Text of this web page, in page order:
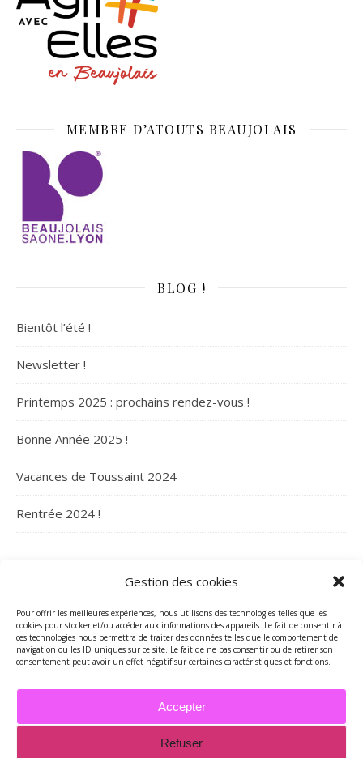
Gestion des cookies
Pour offrir les meilleures expériences, nous utilisons des technologies telles que les
cookies pour stocker et/ou accéder aux informations des appareils. Le fait de consentir à
ces technologies nous permettra de traiter des données telles que le comportement de
navigation ou les ID uniques sur ce site. Le fait de ne pas consentir ou de retirer son
consentement peut avoir un effet négatif sur certaines caractéristiques et fonctions.
Accepter
Refuser
MEMBRE D’ATOUTS BEAUJOLAIS
BLOG !
Bientôt l’été !
Newsletter !
Printemps 2025 : prochains rendez-vous !
Bonne Année 2025 !
Vacances de Toussaint 2024
Rentrée 2024 !
ARCHIVES
Archives
2026 - Tous droits réservés - Merci de contacter Marie-Maguelone